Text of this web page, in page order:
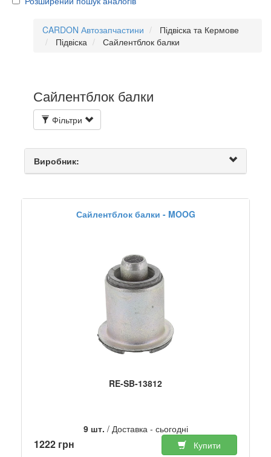
CARDON Автозапчастини
Підвіска та Кермове
Підвіска
Сайлентблок балки
Сайлентблок балки
Фільтри
Виробник:
Сайлентблок балки - MOOG
RE-SB-13812
9 шт. / Доставка - сьогодні
1222 грн Купити